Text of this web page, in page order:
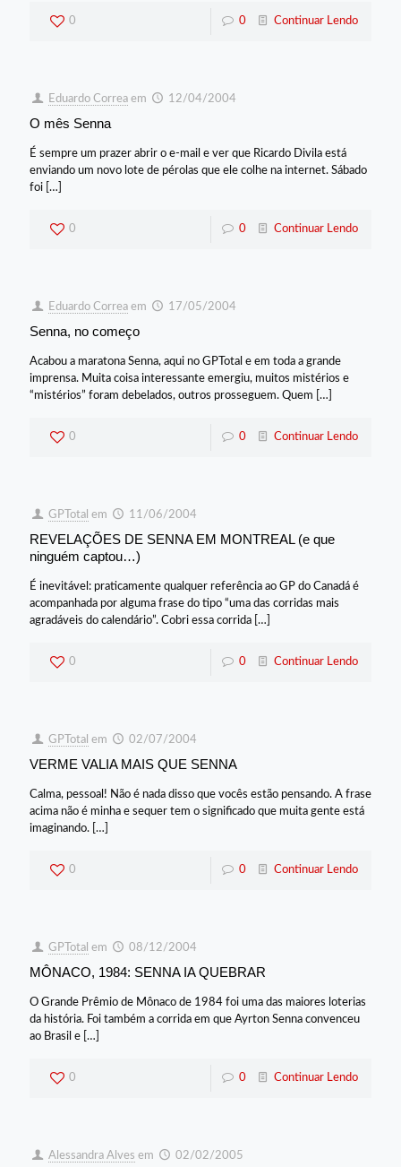
0 0 Continuar Lendo
Eduardo Correa em 12/04/2004
O mês Senna
É sempre um prazer abrir o e-mail e ver que Ricardo Divila está
enviando um novo lote de pérolas que ele colhe na internet. Sábado
foi […]
0 0 Continuar Lendo
Eduardo Correa em 17/05/2004
Senna, no começo
Acabou a maratona Senna, aqui no GPTotal e em toda a grande
imprensa. Muita coisa interessante emergiu, muitos mistérios e
“mistérios” foram debelados, outros prosseguem. Quem […]
0 0 Continuar Lendo
GPTotal em 11/06/2004
REVELAÇÕES DE SENNA EM MONTREAL (e que
ninguém captou…)
É inevitável: praticamente qualquer referência ao GP do Canadá é
acompanhada por alguma frase do tipo “uma das corridas mais
agradáveis do calendário”. Cobri essa corrida […]
0 0 Continuar Lendo
GPTotal em 02/07/2004
VERME VALIA MAIS QUE SENNA
Calma, pessoal! Não é nada disso que vocês estão pensando. A frase
acima não é minha e sequer tem o significado que muita gente está
imaginando. […]
0 0 Continuar Lendo
GPTotal em 08/12/2004
MÔNACO, 1984: SENNA IA QUEBRAR
O Grande Prêmio de Mônaco de 1984 foi uma das maiores loterias
da história. Foi também a corrida em que Ayrton Senna convenceu
ao Brasil e […]
0 0 Continuar Lendo
Alessandra Alves em 02/02/2005